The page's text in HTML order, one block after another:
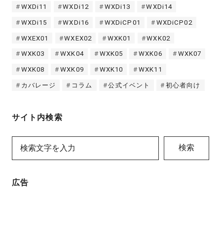
WXDi11 WXDi12 WXDi13 WXDi14
WXDi15 WXDi16 WXDiCP01 WXDiCP02
WXEX01 WXEX02 WXK01 WXK02
WXK03 WXK04 WXK05 WXK06 WXK07
WXK08 WXK09 WXK10 WXK11
カバレージ コラム 公式イベント 初心者向け
サイト内検索
検索
広告